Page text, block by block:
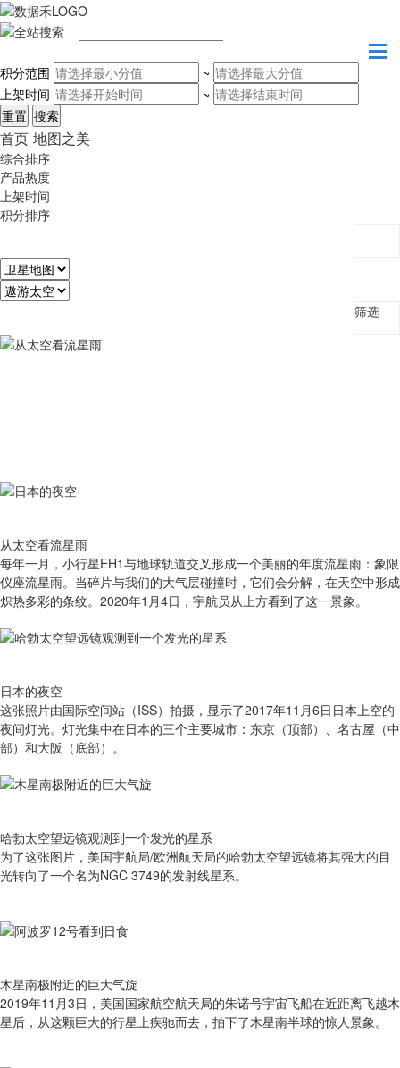
积分范围
~
上架时间
~
首页 地图之美
综合排序
产品热度
上架时间
积分排序
筛选
从太空看流星雨
​每年一月，小行星EH1与地球轨道交叉形成一个美丽的年度流星雨：象限
仪座流星雨。当碎片与我们的大气层碰撞时，它们会分解，在天空中形成
炽热多彩的条纹。2020年1月4日，宇航员从上方看到了这一景象。
日本的夜空
这张照片由国际空间站（ISS）拍摄，显示了2017年11月6日日本上空的
夜间灯光。灯光集中在日本的三个主要城市：东京（顶部）、名古屋（中
部）和大阪（底部）。
哈勃太空望远镜观测到一个发光的星系
为了这张图片，美国宇航局/欧洲航天局的哈勃太空望远镜将其强大的目
光转向了一个名为NGC 3749的发射线星系。
木星南极附近的巨大气旋
2019年11月3日，美国国家航空航天局的朱诺号宇宙飞船在近距离飞越木
星后，从这颗巨大的行星上疾驰而去，拍下了木星南半球的惊人景象。